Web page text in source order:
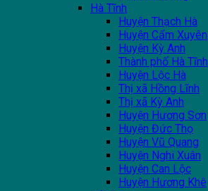
Hà Tĩnh
Huyện Thạch Hà
Huyện Cẩm Xuyên
Huyện Kỳ Anh
Thành phố Hà Tĩnh
Huyện Lộc Hà
Thị xã Hồng Lĩnh
Thị xã Kỳ Anh
Huyện Hương Sơn
Huyện Đức Thọ
Huyện Vũ Quang
Huyện Nghi Xuân
Huyện Can Lộc
Huyện Hương Khê